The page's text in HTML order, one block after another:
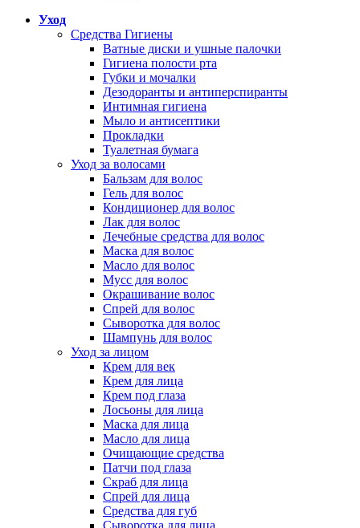
Уход
Средства Гигиены
Ватные диски и ушные палочки
Гигиена полости рта
Губки и мочалки
Дезодоранты и антиперспиранты
Интимная гигиена
Мыло и антисептики
Прокладки
Туалетная бумага
Уход за волосами
Бальзам для волос
Гель для волос
Кондиционер для волос
Лак для волос
Лечебные средства для волос
Маска для волос
Масло для волос
Мусс для волос
Окрашивание волос
Спрей для волос
Сыворотка для волос
Шампунь для волос
Уход за лицом
Крем для век
Крем для лица
Крем под глаза
Лосьоны для лица
Маска для лица
Масло для лица
Очищающие средства
Патчи под глаза
Скраб для лица
Спрей для лица
Средства для губ
Сыворотка для лица